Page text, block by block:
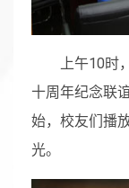
上午10时
十周年纪念联
始，校友们播
光。